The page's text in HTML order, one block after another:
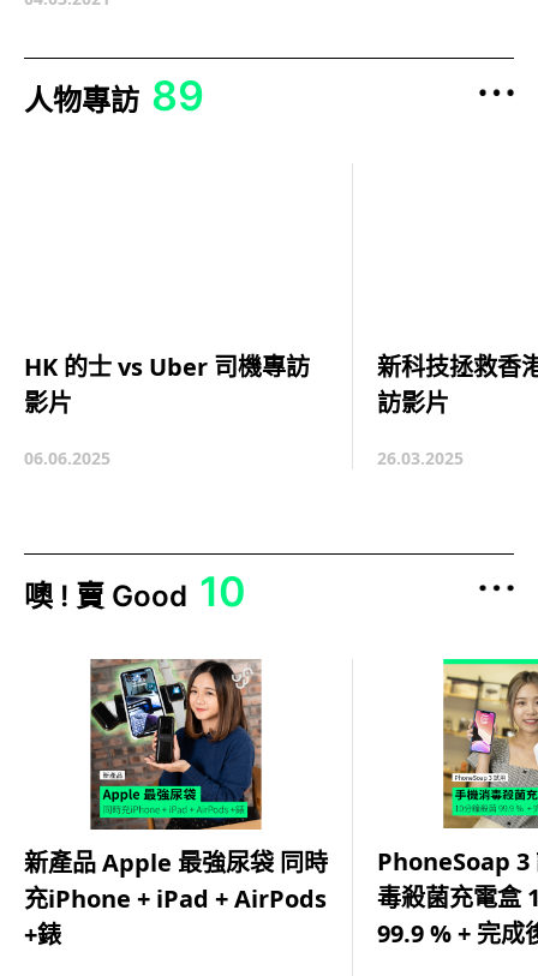
人物專訪 89
HK 的士 vs Uber 司機專訪
影片
06.06.2025
新科技拯救香
訪影片
26.03.2025
噢 ! 賣 Good 10
新產品 Apple 最強尿袋 同時
充iPhone + iPad + AirPods
+錶
PhoneSoap 3
毒殺菌充電盒
99.9 % + 完成